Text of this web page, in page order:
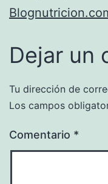
Dejar un
Tu dirección de
Los campos
Comentario *